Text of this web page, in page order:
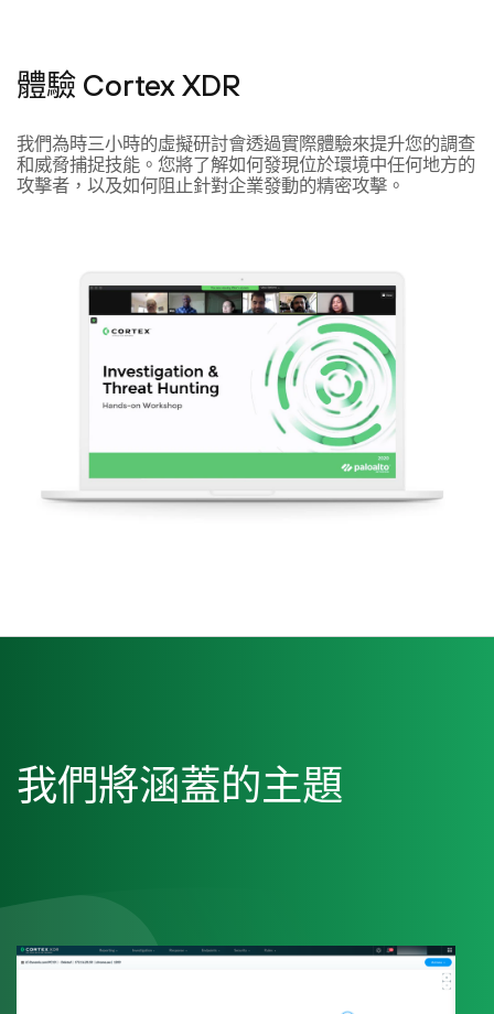
體驗 Cortex XDR
我們為時三小時的虛擬研討會透過實際體驗來提升您的調查
和威脅捕捉技能。您將了解如何發現位於環境中任何地方的
攻擊者，以及如何阻止針對企業發動的精密攻擊。
我們將涵蓋的主題